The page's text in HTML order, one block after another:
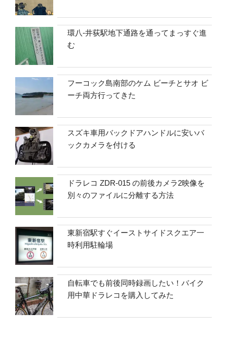
環八-井荻駅地下通路を通ってまっすぐ進
む
フーコック島南部のケム ビーチとサオ ビ
ーチ両方行ってきた
スズキ車用バックドアハンドルに安いバ
ックカメラを付ける
ドラレコ ZDR-015 の前後カメラ2映像を
別々のファイルに分離する方法
東新宿駅すぐイーストサイドスクエア一
時利用駐輪場
自転車でも前後同時録画したい！バイク
用中華ドラレコを購入してみた